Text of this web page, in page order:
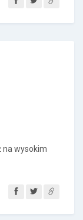
na wysokim